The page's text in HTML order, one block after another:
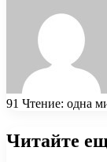
91 Чтение: одна
Читайте